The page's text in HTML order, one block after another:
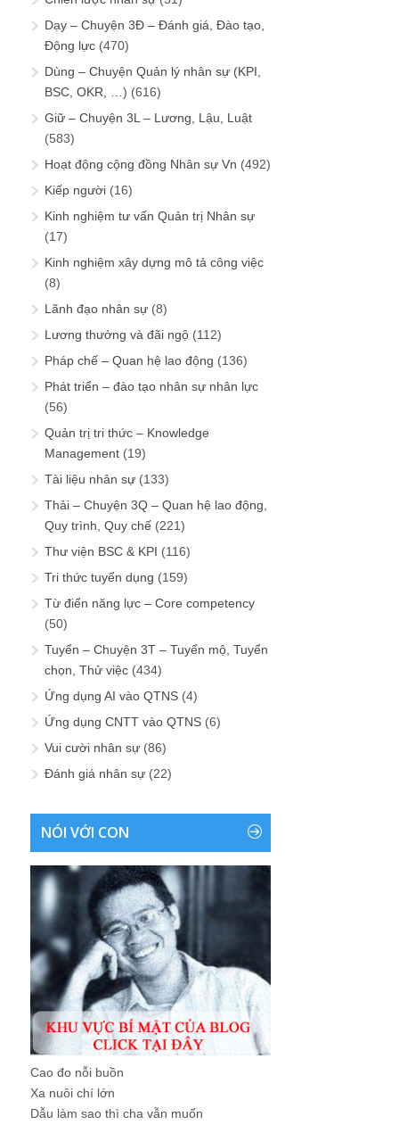
Dạy – Chuyện 3Đ – Đánh giá, Đào tạo,
Động lực (470)
Dùng – Chuyện Quản lý nhân sự (KPI,
BSC, OKR, …) (616)
Giữ – Chuyện 3L – Lương, Lậu, Luật
(583)
Hoạt động cộng đồng Nhân sự Vn (492)
Kiếp người (16)
Kinh nghiệm tư vấn Quản trị Nhân sự
(17)
Kinh nghiệm xây dựng mô tả công việc
(8)
Lãnh đạo nhân sự (8)
Lương thưởng và đãi ngộ (112)
Pháp chế – Quan hệ lao động (136)
Phát triển – đào tạo nhân sự nhân lực
(56)
Quản trị tri thức – Knowledge
Management (19)
Tài liệu nhân sự (133)
Thải – Chuyện 3Q – Quan hệ lao động,
Quy trình, Quy chế (221)
Thư viện BSC & KPI (116)
Tri thức tuyển dụng (159)
Từ điển năng lực – Core competency
(50)
Tuyển – Chuyện 3T – Tuyển mộ, Tuyển
chọn, Thử việc (434)
Ứng dụng AI vào QTNS (4)
Ứng dụng CNTT vào QTNS (6)
Vui cười nhân sự (86)
Đánh giá nhân sự (22)
NÓI VỚI CON
Cao đo nỗi buồn
Xa nuôi chí lớn
Dẫu làm sao thì cha vẫn muốn